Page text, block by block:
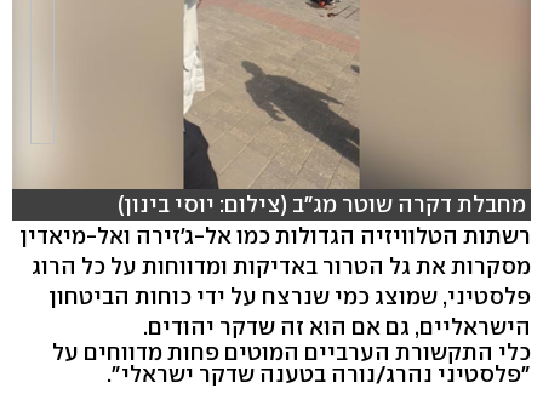
מחבלת דקרה שוטר מג"ב (צילום: יוסי בינון)
רשתות הטלוויזיה הגדולות כמו אל-ג'זירה ואל-מיאדין
מסקרות את גל הטרור באדיקות ומדווחות על כל הרוג
פלסטיני, שמוצג כמי שנרצח על ידי כוחות הביטחון
הישראליים, גם אם הוא זה שדקר יהודים.
כלי התקשורת הערביים המוטים פחות מדווחים על
"פלסטיני נהרג/נורה בטענה שדקר ישראלי".